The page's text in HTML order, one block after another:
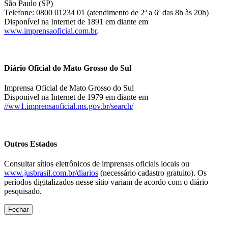
São Paulo (SP)
Telefone: 0800 01234 01 (atendimento de 2ª a 6ª das 8h às 20h)
Disponível na Internet de 1891 em diante em
www.imprensaoficial.com.br.
Diário Oficial do Mato Grosso do Sul
Imprensa Oficial de Mato Grosso do Sul
Disponível na Internet de 1979 em diante em
//ww1.imprensaoficial.ms.gov.br/search/
Outros Estados
Consultar sítios eletrônicos de imprensas oficiais locais ou
www.jusbrasil.com.br/diarios (necessário cadastro gratuito). Os
períodos digitalizados nesse sítio variam de acordo com o diário
pesquisado.
Fechar